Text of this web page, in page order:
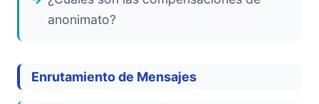
anonimato?
Enrutamiento de Mensajes